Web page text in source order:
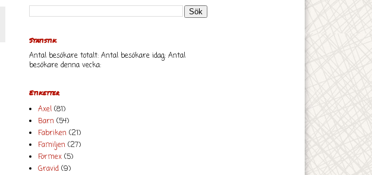
Statistik
Antal besökare totalt: Antal besökare idag: Antal
besökare denna vecka:
Etiketter
Axel (81)
Barn (54)
Fabriken (21)
Familjen (27)
Formex (5)
Gravid (9)